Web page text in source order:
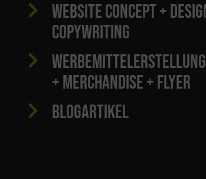
WEBSITE CONCEPT +
COPYWRITING
+ MERCHANDISE + FLYER
BLOGARTIKEL